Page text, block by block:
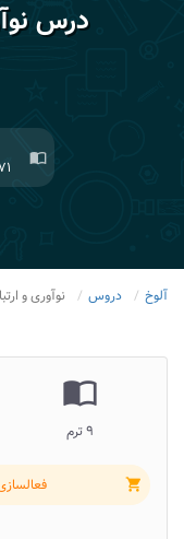
درس
import_contacts
آلوخ دروس نوآوری و
import_contacts
۹ ترم
shopping_cart